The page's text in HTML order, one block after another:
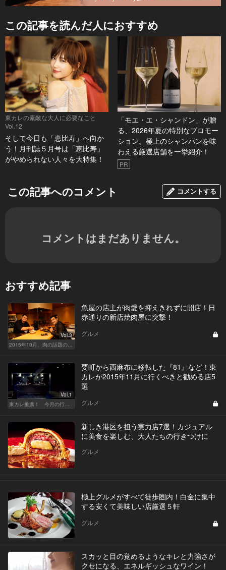
この記事を読んだ人におすすめ
東カレの素敵な大人に必要なこと
Vol.12
そして今日も「恵比寿」へ向か
う！月刊誌５月号は「恵比寿」
がやめられない人々を大特集！
「モエ・エ・シャンドン」が贈
る、2026年夏の特別なプロモー
ション。極上のシャンパンを味
わえる厳選店舗を一挙紹介！
PR
この記事へのコメント コメントする
コメントはまだありません。
おすすめ記事
Vol.3
2015年10月、肉の話題の新店を5日間連続連載でお届け！
魚屋の店主が肉愛を抑えきれずに開店！日
赤通りの新店焼肉屋に突撃！
グルメ
Vol.1
東カレ推薦！ 今月の行くべき店
要町から西麻布に移転した『81』など！東
カレが2015年11月に行くべきと勧める店5
選
グルメ
新しき港区を担う実力店7選！カジュアル
に美食を楽しむ、大人たちの行きつけに
グルメ
極上グルメがすべて徒歩圏内！白金に集中
する安くて美味しい店厳選５軒
グルメ
スカッと目の覚めるようなキレと力強さが
クセになる、エネルギッシュなワイン！